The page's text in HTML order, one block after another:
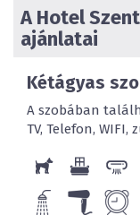
A Hotel
ajánlatai
Kétágyas
A szobában
TV, Telefon, WIFI,